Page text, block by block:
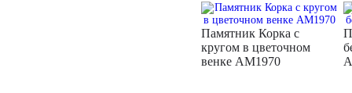
Памятник Корка с
кругом в цветочном
венке AM1970